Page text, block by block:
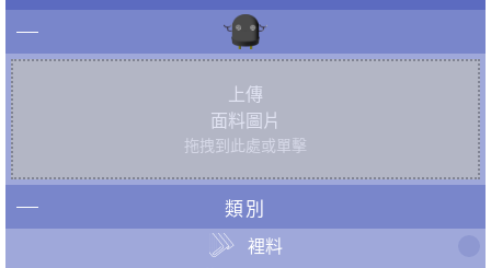
上傳
面料圖片
拖拽到此處或單擊
類別
裡料